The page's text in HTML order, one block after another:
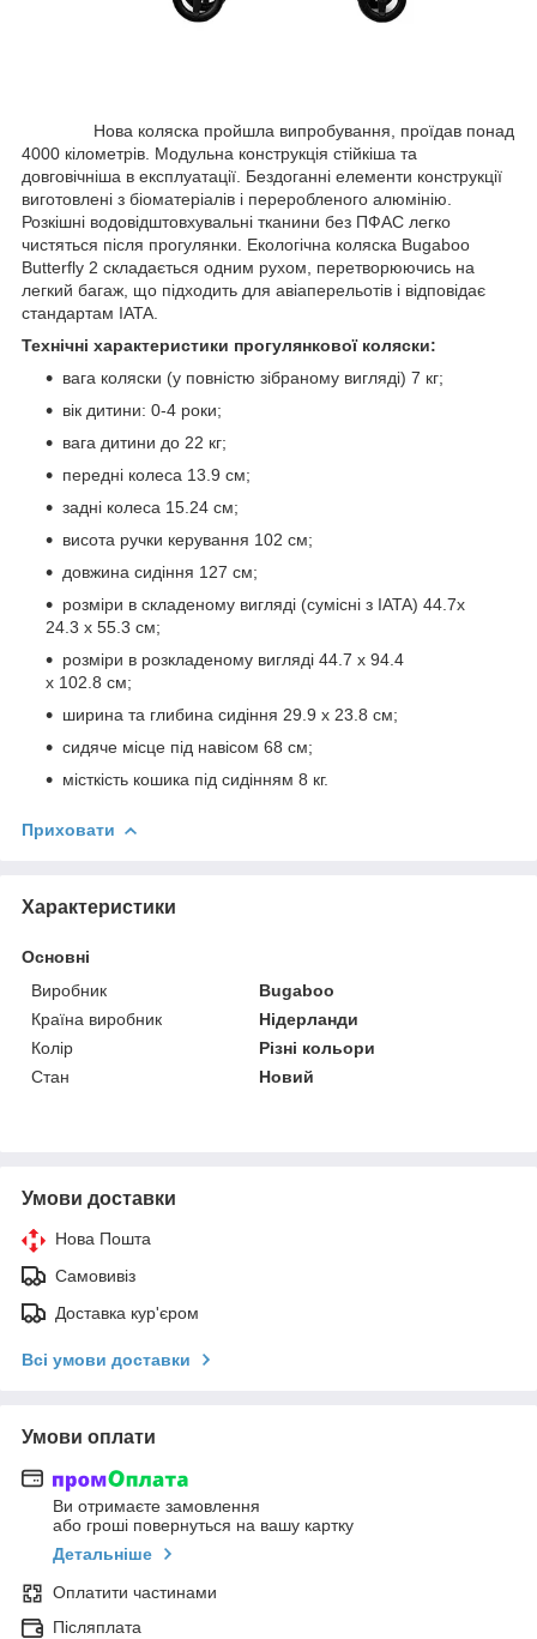
Нова коляска пройшла випробування, проїдав понад
4000 кілометрів. Модульна конструкція стійкіша та
довговічніша в експлуатації. Бездоганні елементи конструкції
виготовлені з біоматеріалів і переробленого алюмінію.
Розкішні водовідштовхувальні тканини без ПФАС легко
чистяться після прогулянки. Екологічна коляска Bugaboo
Butterfly 2 складається одним рухом, перетворюючись на
легкий багаж, що підходить для авіаперельотів і відповідає
стандартам IATA.
Технічні характеристики прогулянкової коляски:
вага коляски (у повністю зібраному вигляді) 7 кг;
вік дитини: 0-4 роки;
вага дитини до 22 кг;
передні колеса 13.9 см;
задні колеса 15.24 см;
висота ручки керування 102 см;
довжина сидіння 127 см;
розміри в складеному вигляді (сумісні з IATA) 44.7x
24.3 x 55.3 см;
розміри в розкладеному вигляді 44.7 x 94.4
x 102.8 см;
ширина та глибина сидіння 29.9 x 23.8 см;
сидяче місце під навісом 68 см;
місткість кошика під сидінням 8 кг.
Приховати
Характеристики
Основні
Виробник
Bugaboo
Країна виробник
Нідерланди
Колір
Різні кольори
Стан
Новий
Умови доставки
Нова Пошта
Самовивіз
Доставка кур'єром
Всі умови доставки
Умови оплати
Ви отримаєте замовлення
або гроші повернуться на вашу картку
Детальніше
Оплатити частинами
Післяплата